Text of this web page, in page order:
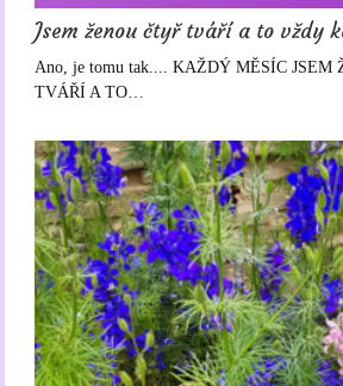
Jsem ženou čtyř tváří a to vždy
Ano, je tomu tak.... KAŽDÝ MĚSÍC JSEM
TVÁŘÍ A TO…